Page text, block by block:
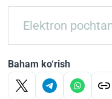
Baham ko‘rish